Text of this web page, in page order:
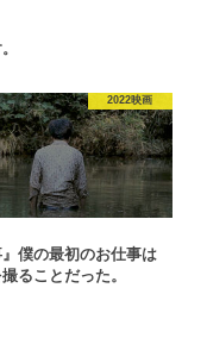
2022映画
』僕の最初のお仕事は
撮ることだった。